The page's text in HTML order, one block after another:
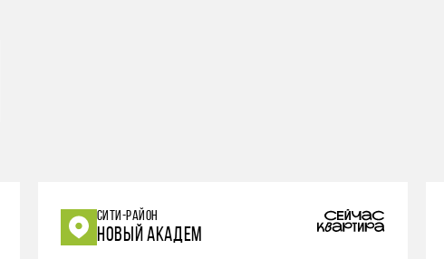
СИТИ-РАЙОН
НОВЫЙ АКАДЕМ